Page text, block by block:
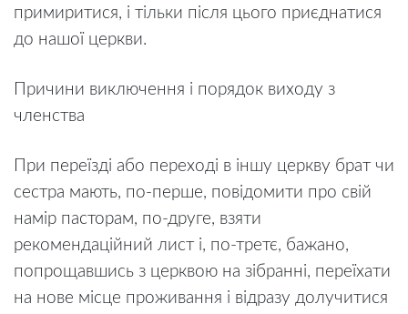
примиритися, і тільки після цього приєднатися
до нашої церкви.
Причини виключення і порядок виходу з
членства
При переїзді або переході в іншу церкву брат чи
сестра мають, по-перше, повідомити про свій
намір пасторам, по-друге, взяти
рекомендаційний лист і, по-третє, бажано,
попрощавшись з церквою на зібранні, переїхати
на нове місце проживання і відразу долучитися